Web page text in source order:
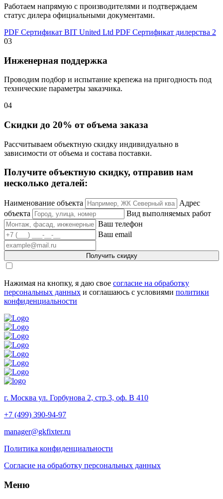
Работаем напрямую с производителями и подтверждаем
статус дилера официальными документами.
PDF Сертификат BIT United Ltd PDF Сертификат дилерства 2
03
Инженерная поддержка
Проводим подбор и испытание крепежа на пригодность под
технические параметры заказчика.
04
Скидки до 20% от объема заказа
Рассчитываем объектную скидку индивидуально в
зависимости от объема и состава поставки.
Получите объектную скидку, отправив нам
несколько деталей:
Наименование объекта
Адрес
объекта
Вид выполняемых работ
Ваш телефон
Ваш email
Получить скидку
Нажимая на кнопку, я даю свое согласие на обработку
персональных данных и соглашаюсь с условиями политики
конфиденциальности
г. Москва ул. Горбунова 2, стр.3, оф. В 410
+7 (499) 390-94-97
manager@gkfixter.ru
Политика конфиденциальности
Согласие на обработку персональных данных
Меню